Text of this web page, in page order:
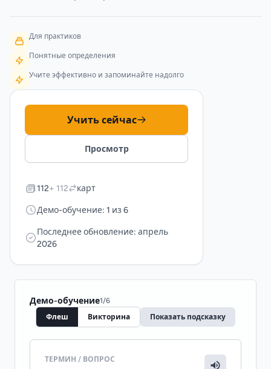
Для практиков
Понятные определения
Учите эффективно и запоминайте надолго
Учить сейчас
Просмотр
112+ 112 карт
Демо-обучение: 1 из 6
Последнее обновление: апрель
2026
Демо-обучение1/6
Флеш Викторина Показать подсказку
ТЕРМИН / ВОПРОС ПЕРЕВОД / ОТВЕТ